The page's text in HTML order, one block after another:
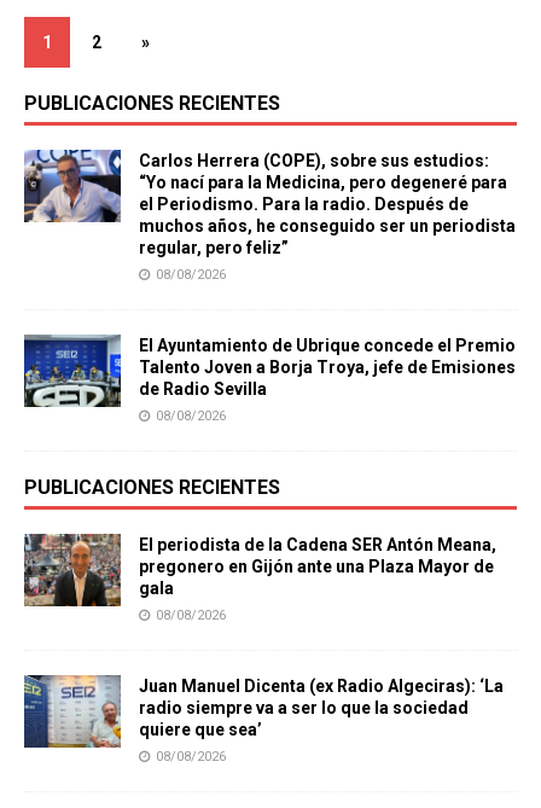
1 2 »
PUBLICACIONES RECIENTES
Carlos Herrera (COPE), sobre sus estudios:
“Yo nací para la Medicina, pero degeneré para
el Periodismo. Para la radio. Después de
muchos años, he conseguido ser un periodista
regular, pero feliz”
08/08/2026
El Ayuntamiento de Ubrique concede el Premio
Talento Joven a Borja Troya, jefe de Emisiones
de Radio Sevilla
08/08/2026
PUBLICACIONES RECIENTES
El periodista de la Cadena SER Antón Meana,
pregonero en Gijón ante una Plaza Mayor de
gala
08/08/2026
Juan Manuel Dicenta (ex Radio Algeciras): ‘La
radio siempre va a ser lo que la sociedad
quiere que sea’
08/08/2026